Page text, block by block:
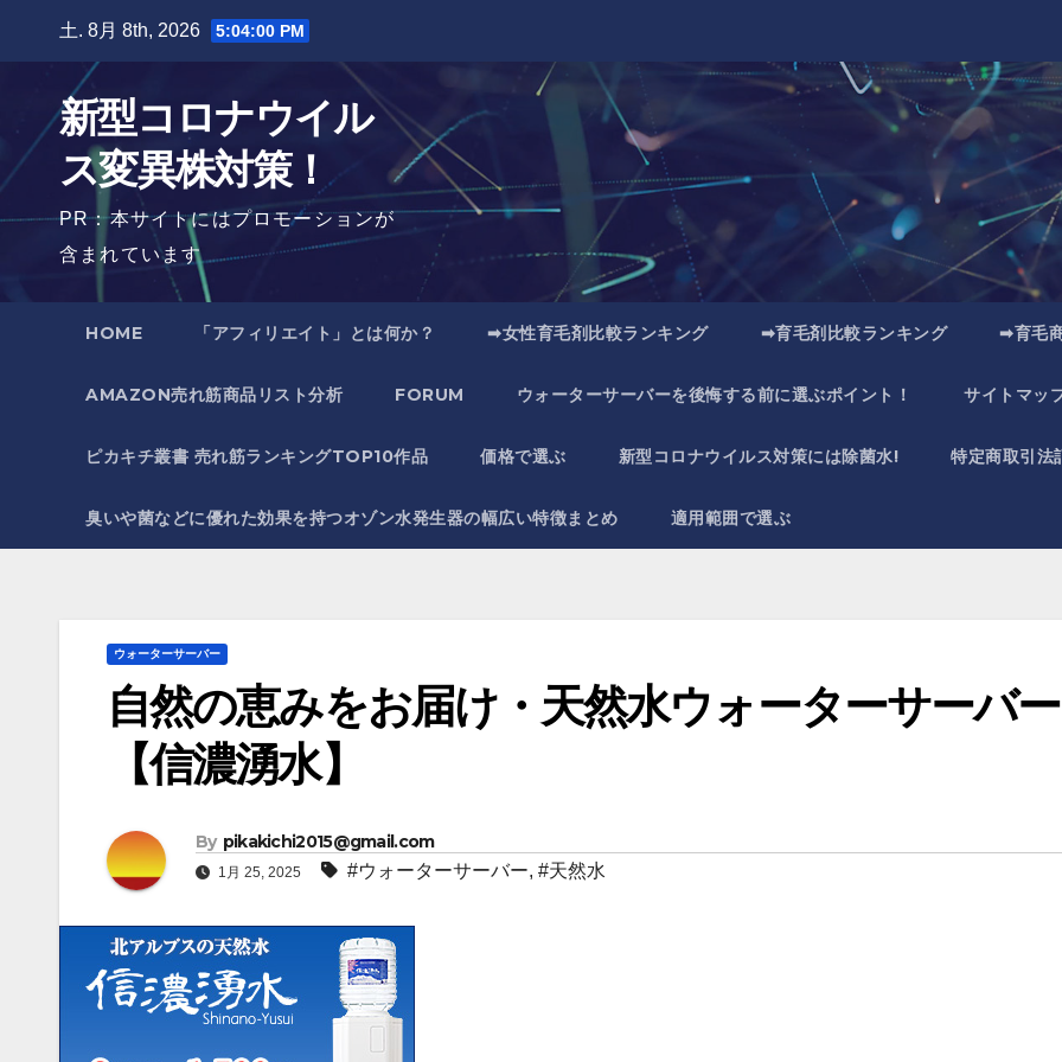
土. 8月 8th, 2026 5:04:01 PM
新型コロナウイル
ス変異株対策！
PR：本サイトにはプロモーションが
含まれています
HOME 「アフィリエイト」とは何か？ ➡女性育毛剤比較ランキング ➡育毛剤比較ランキング ➡育毛
AMAZON売れ筋商品リスト分析 FORUM ウォーターサーバーを後悔する前に選ぶポイント！ サイトマッ
ピカキチ叢書 売れ筋ランキングTOP10作品 価格で選ぶ 新型コロナウイルス対策には除菌水! 特定商取引法
臭いや菌などに優れた効果を持つオゾン水発生器の幅広い特徴まとめ 適用範囲で選ぶ
ウォーターサーバー
自然の恵みをお届け・天然水ウォーターサーバー
【信濃湧水】
By pikakichi2015@gmail.com
1月 25, 2025 #ウォーターサーバー, #天然水